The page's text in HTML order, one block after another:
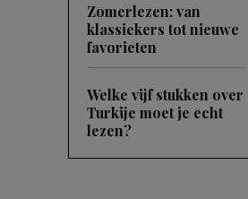
Zomerlezen: van
klassiekers tot nieuwe
favorieten
Welke vijf stukken over
Turkije moet je echt
lezen?